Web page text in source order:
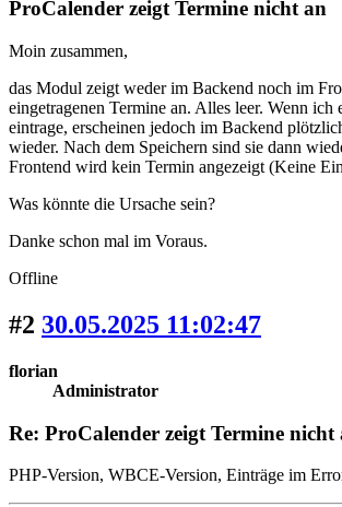
ProCalender zeigt Termine nicht an
Moin zusammen,
das Modul zeigt weder im Backend noch im
eingetragenen Termine an. Alles leer. Wenn ich
eintrage, erscheinen jedoch im Backend
wieder. Nach dem Speichern sind sie dann
Frontend wird kein Termin angezeigt (Keine
Was könnte die Ursache sein?
Danke schon mal im Voraus.
Offline
#2 30.05.2025 11:02:47
florian
Administrator
Re: ProCalender zeigt Termine nicht
PHP-Version, WBCE-Version, Einträge im